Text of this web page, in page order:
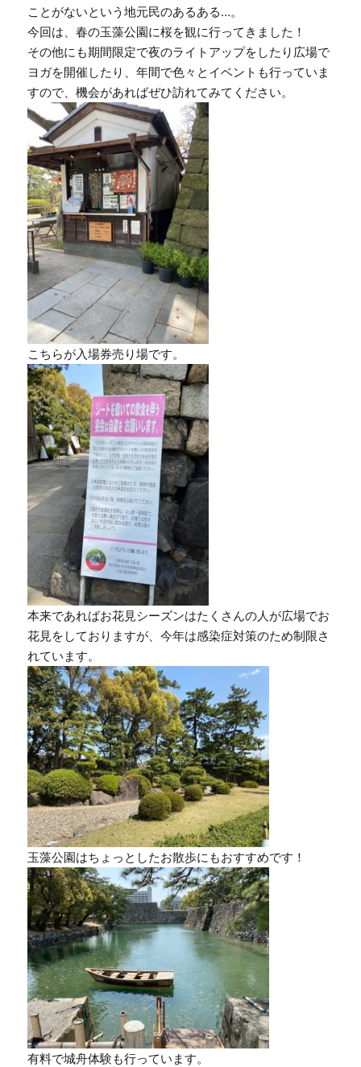
ことがないという地元民のあるある…。
今回は、春の玉藻公園に桜を観に行ってきました！
その他にも期間限定で夜のライトアップをしたり広場で
ヨガを開催したり、年間で色々とイベントも行っていま
すので、機会があればぜひ訪れてみてください。
こちらが入場券売り場です。
本来であればお花見シーズンはたくさんの人が広場でお
花見をしておりますが、今年は感染症対策のため制限さ
れています。
玉藻公園はちょっとしたお散歩にもおすすめです！
有料で城舟体験も行っています。